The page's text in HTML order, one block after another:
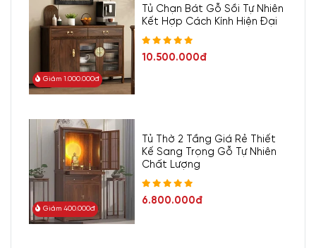
Giảm 1.000.000đ
Tủ Chạn Bát Gỗ Sồi Tự Nhiên
Kết Hợp Cách Kính Hiện Đại
10.500.000đ
Giảm 400.000đ
Tủ Thờ 2 Tầng Giá Rẻ Thiết
Kế Sang Trọng Gỗ Tự Nhiên
Chất Lượng
6.800.000đ